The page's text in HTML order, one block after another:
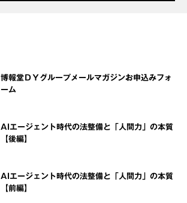
博報堂ＤＹグループメールマガジンお申込みフォ
ーム
AIエージェント時代の法整備と「人間力」の本質
【後編】
AIエージェント時代の法整備と「人間力」の本質
【前編】